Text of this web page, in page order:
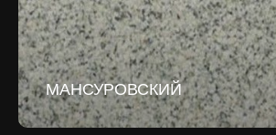
МАНСУРОВСКИЙ